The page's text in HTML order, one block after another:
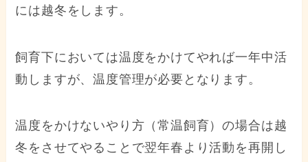
には越冬をします。
飼育下においては温度をかけてやれば一年中活
動しますが、温度管理が必要となります。
温度をかけないやり方（常温飼育）の場合は越
冬をさせてやることで翌年春より活動を再開し